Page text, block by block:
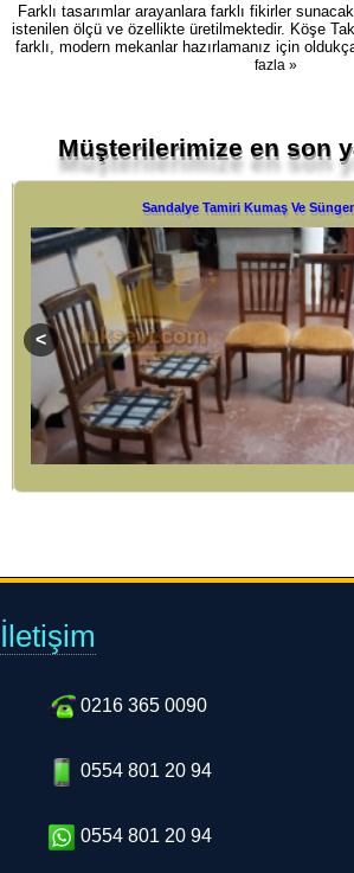
Farklı tasarımlar arayanlara farklı fikirler
istenilen ölçü ve özellikte üretilmektedir. Köşe
farklı, modern mekanlar hazırlamanız için
fazla »
Müşterilerimize en son
Sandalye Tamiri Kumaş Ve
İletişim
0216 365 0090
0554 801 20 94
0554 801 20 94